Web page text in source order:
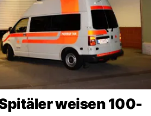
weisen 100-